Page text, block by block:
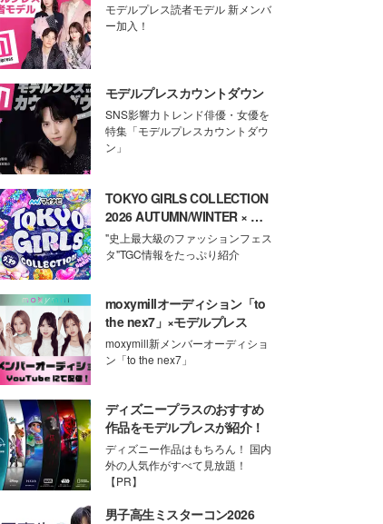
モデルプレス読者モデル 新メンバ
ー加入！
モデルプレスカウントダウン
SNS影響力トレンド俳優・女優を
特集「モデルプレスカウントダウ
ン」
TOKYO GIRLS COLLECTION
2026 AUTUMN/WINTER × モ
デルプレス
"史上最大級のファッションフェス
タ"TGC情報をたっぷり紹介
moxymillオーディション「to
the nex7」×モデルプレス
moxymill新メンバーオーディショ
ン「to the nex7」
ディズニープラスのおすすめ
作品をモデルプレスが紹介！
ディズニー作品はもちろん！ 国内
外の人気作がすべて見放題！
【PR】
男子高生ミスターコン2026